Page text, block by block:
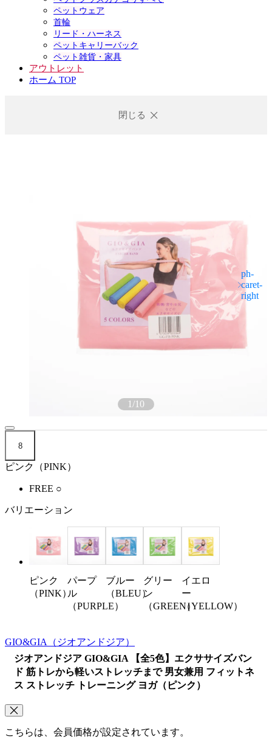
ペットウェア
首輪
リード・ハーネス
ペットキャリーバック
ペット雑貨・家具
アウトレット
ホーム TOP
閉じる
1/10
8
ピンク（PINK）
FREE ○
バリエーション
ピンク
（PINK）
パープ
ル
（PURPLE）
ブルー
（BLEU）
グリー
ン
（GREEN）
イエロ
ー
（YELLOW）
GIO&GIA
（ジオアンドジア）
ジオアンドジア GIO&GIA 【全5色】エクササイズバン
ド 筋トレから軽いストレッチまで 男女兼用 フィットネ
ス ストレッチ トレーニング ヨガ（ピンク）
こちらは、会員価格が設定されています。